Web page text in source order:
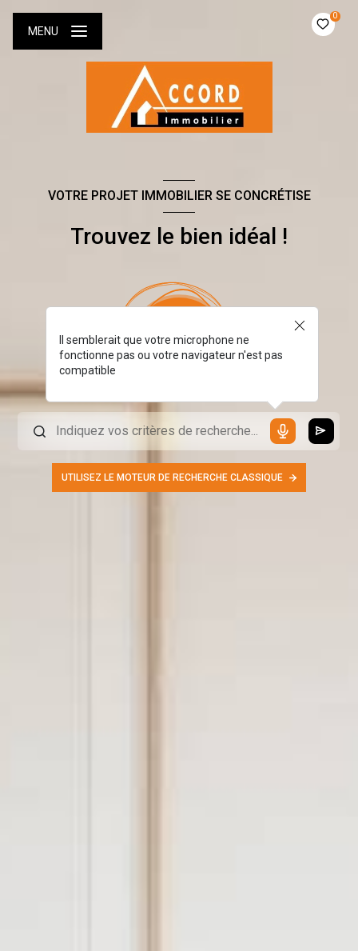
0
MENU
VOTRE PROJET IMMOBILIER SE CONCRÉTISE
Trouvez le bien idéal !
Il semblerait que votre microphone ne
fonctionne pas ou votre navigateur n'est pas
compatible
UTILISEZ LE MOTEUR DE RECHERCHE CLASSIQUE